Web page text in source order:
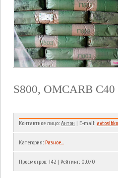
S800, OMCARB C40
Контактное лицо: Антон | E-mail:
Категория: Разное...
Просмотров: 142 | Рейтинг: 0.0/0